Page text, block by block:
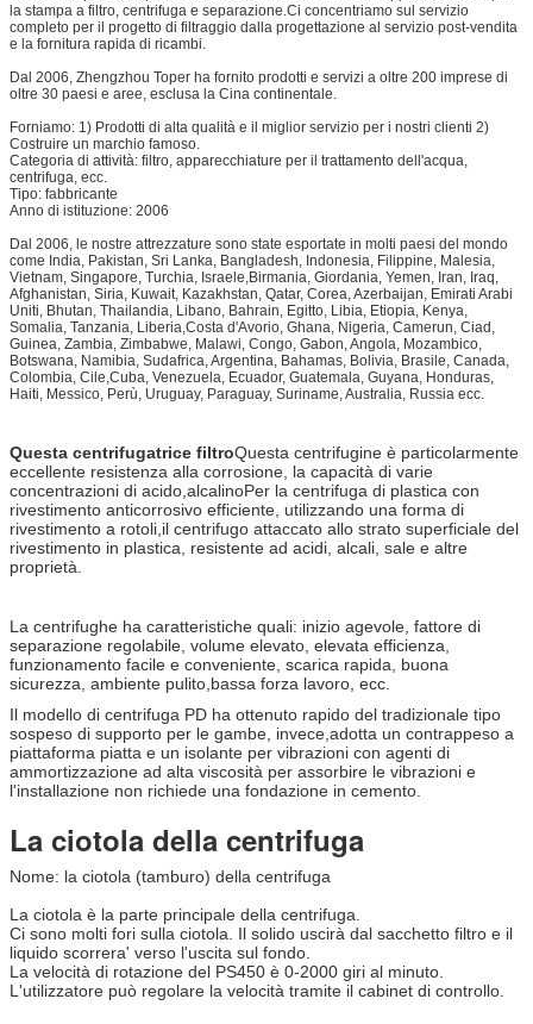
la stampa a filtro, centrifuga e separazione.Ci concentriamo sul servizio
completo per il progetto di filtraggio dalla progettazione al servizio post-vendita
e la fornitura rapida di ricambi.
Dal 2006, Zhengzhou Toper ha fornito prodotti e servizi a oltre 200 imprese di
oltre 30 paesi e aree, esclusa la Cina continentale.
Forniamo: 1) Prodotti di alta qualità e il miglior servizio per i nostri clienti 2)
Costruire un marchio famoso.
Categoria di attività: filtro, apparecchiature per il trattamento dell'acqua,
centrifuga, ecc.
Tipo: fabbricante
Anno di istituzione: 2006
Dal 2006, le nostre attrezzature sono state esportate in molti paesi del mondo
come India, Pakistan, Sri Lanka, Bangladesh, Indonesia, Filippine, Malesia,
Vietnam, Singapore, Turchia, Israele,Birmania, Giordania, Yemen, Iran, Iraq,
Afghanistan, Siria, Kuwait, Kazakhstan, Qatar, Corea, Azerbaijan, Emirati Arabi
Uniti, Bhutan, Thailandia, Libano, Bahrain, Egitto, Libia, Etiopia, Kenya,
Somalia, Tanzania, Liberia,Costa d'Avorio, Ghana, Nigeria, Camerun, Ciad,
Guinea, Zambia, Zimbabwe, Malawi, Congo, Gabon, Angola, Mozambico,
Botswana, Namibia, Sudafrica, Argentina, Bahamas, Bolivia, Brasile, Canada,
Colombia, Cile,Cuba, Venezuela, Ecuador, Guatemala, Guyana, Honduras,
Haiti, Messico, Perù, Uruguay, Paraguay, Suriname, Australia, Russia ecc.
Questa centrifugatrice filtroQuesta centrifugine è particolarmente
eccellente resistenza alla corrosione, la capacità di varie
concentrazioni di acido,alcalinoPer la centrifuga di plastica con
rivestimento anticorrosivo efficiente, utilizzando una forma di
rivestimento a rotoli,il centrifugo attaccato allo strato superficiale del
rivestimento in plastica, resistente ad acidi, alcali, sale e altre
proprietà.
La centrifughe ha caratteristiche quali: inizio agevole, fattore di
separazione regolabile, volume elevato, elevata efficienza,
funzionamento facile e conveniente, scarica rapida, buona
sicurezza, ambiente pulito,bassa forza lavoro, ecc.
Il modello di centrifuga PD ha ottenuto rapido del tradizionale tipo
sospeso di supporto per le gambe, invece,adotta un contrappeso a
piattaforma piatta e un isolante per vibrazioni con agenti di
ammortizzazione ad alta viscosità per assorbire le vibrazioni e
l'installazione non richiede una fondazione in cemento.
La ciotola della centrifuga
Nome: la ciotola (tamburo) della centrifuga
La ciotola è la parte principale della centrifuga.
Ci sono molti fori sulla ciotola. Il solido uscirà dal sacchetto filtro e il
liquido scorrera' verso l'uscita sul fondo.
La velocità di rotazione del PS450 è 0-2000 giri al minuto.
L'utilizzatore può regolare la velocità tramite il cabinet di controllo.